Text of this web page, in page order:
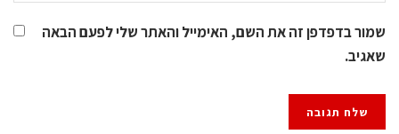
שמור בדפדפן זה את השם, האימייל והאתר שלי לפעם הבאה
שאגיב.